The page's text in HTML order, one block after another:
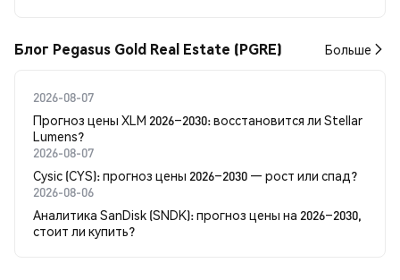
Блог Pegasus Gold Real Estate (PGRE) Больше
2026-08-07
Прогноз цены XLM 2026–2030: восстановится ли Stellar
Lumens?
2026-08-07
Cysic (CYS): прогноз цены 2026–2030 — рост или спад?
2026-08-06
Аналитика SanDisk (SNDK): прогноз цены на 2026–2030,
стоит ли купить?